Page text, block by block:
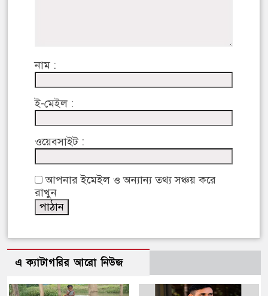
নাম :
ই-মেইল :
ওয়েবসাইট :
আপনার ইমেইল ও অন্যান্য তথ্য সঞ্চয় করে
রাখুন
এ ক্যাটাগরির আরো নিউজ